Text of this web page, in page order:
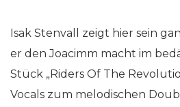
Isak Stenvall zeigt hier sein
er den Joacimm macht im
Stück „Riders Of The
Vocals zum melodischen